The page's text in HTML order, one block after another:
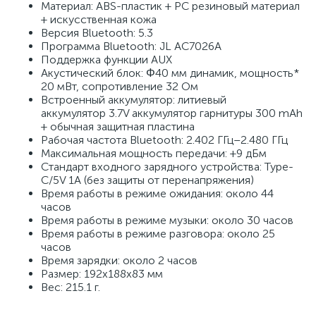
Материал: ABS-пластик + PC резиновый материал
+ искусственная кожа
Версия Bluetooth: 5.3
Программа Bluetooth: JL AC7026A
Поддержка функции AUX
Акустический блок: Φ40 мм динамик, мощность*
20 мВт, сопротивление 32 Ом
Встроенный аккумулятор: литиевый
аккумулятор 3.7V аккумулятор гарнитуры 300 mAh
+ обычная защитная пластина
Рабочая частота Bluetooth: 2.402 ГГц–2.480 ГГц
Максимальная мощность передачи: +9 дБм
Стандарт входного зарядного устройства: Type-
C/5V 1A (без защиты от перенапряжения)
Время работы в режиме ожидания: около 44
часов
Время работы в режиме музыки: около 30 часов
Время работы в режиме разговора: около 25
часов
Время зарядки: около 2 часов
Размер: 192х188х83 мм
Вес: 215.1 г.